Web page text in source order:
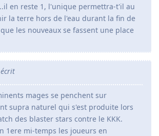
en reste 1, l'unique permettra-t'il au
la terre hors de l'eau durant la fin de
les nouveaux se fassent une place
mages se penchent sur
supra naturel qui s'est produite lors
des blaster stars contre le KKK.
1ere mi-temps les joueurs en